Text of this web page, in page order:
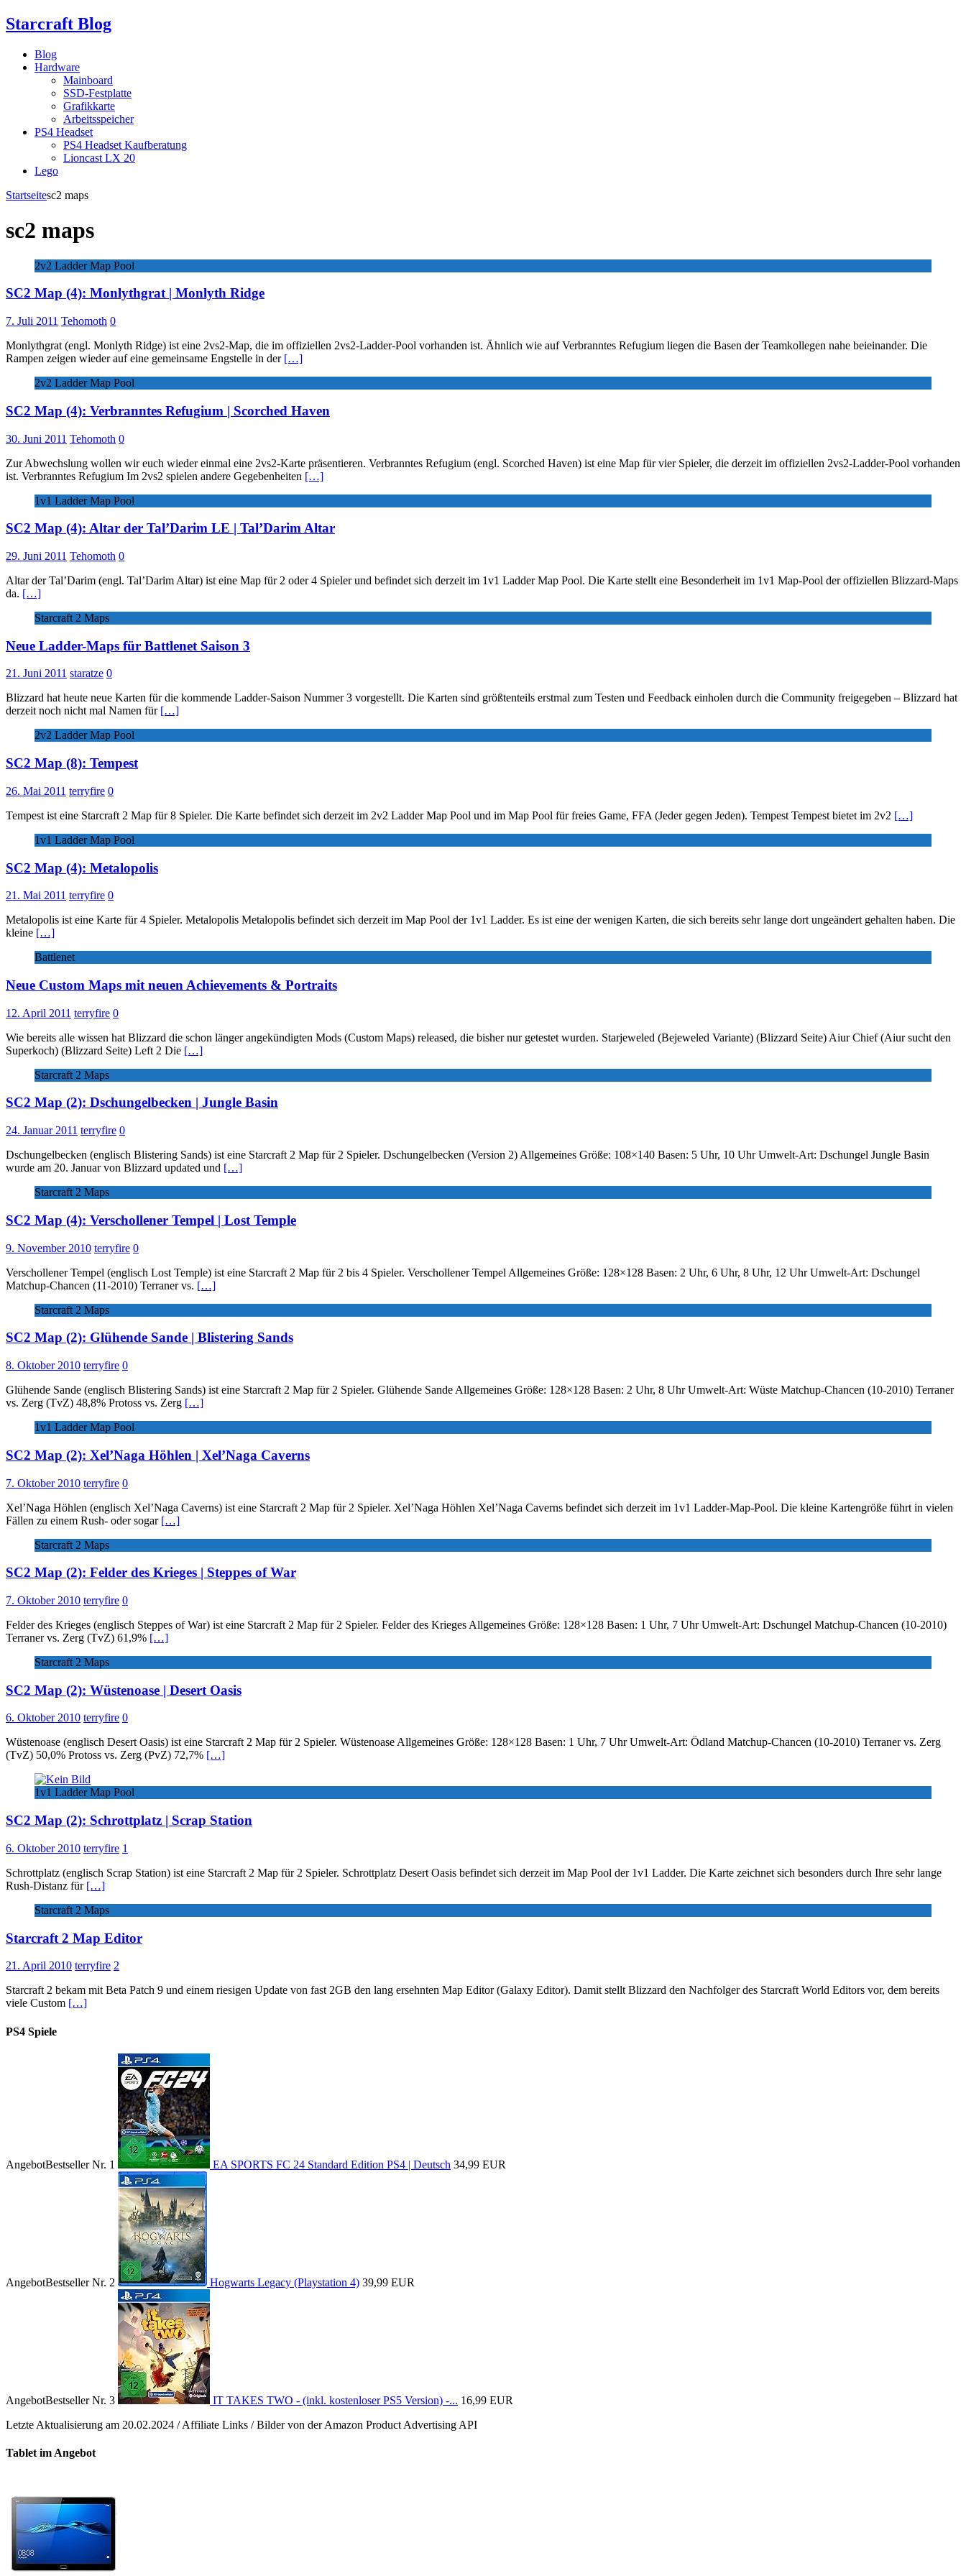
Starcraft Blog
Blog
Hardware
Mainboard
SSD-Festplatte
Grafikkarte
Arbeitsspeicher
PS4 Headset
PS4 Headset Kaufberatung
Lioncast LX 20
Lego
Startseitesc2 maps
sc2 maps
2v2 Ladder Map Pool
SC2 Map (4): Monlythgrat | Monlyth Ridge
7. Juli 2011 Tehomoth 0
Monlythgrat (engl. Monlyth Ridge) ist eine 2vs2-Map, die im offiziellen 2vs2-Ladder-Pool vorhanden ist. Ähnlich wie auf Verbranntes Refugium liegen die Basen der Teamkollegen nahe beieinander. Die
Rampen zeigen wieder auf eine gemeinsame Engstelle in der […]
2v2 Ladder Map Pool
SC2 Map (4): Verbranntes Refugium | Scorched Haven
30. Juni 2011 Tehomoth 0
Zur Abwechslung wollen wir euch wieder einmal eine 2vs2-Karte präsentieren. Verbranntes Refugium (engl. Scorched Haven) ist eine Map für vier Spieler, die derzeit im offiziellen 2vs2-Ladder-Pool vorhanden
ist. Verbranntes Refugium Im 2vs2 spielen andere Gegebenheiten […]
1v1 Ladder Map Pool
SC2 Map (4): Altar der Tal’Darim LE | Tal’Darim Altar
29. Juni 2011 Tehomoth 0
Altar der Tal’Darim (engl. Tal’Darim Altar) ist eine Map für 2 oder 4 Spieler und befindet sich derzeit im 1v1 Ladder Map Pool. Die Karte stellt eine Besonderheit im 1v1 Map-Pool der offiziellen Blizzard-Maps
da. […]
Starcraft 2 Maps
Neue Ladder-Maps für Battlenet Saison 3
21. Juni 2011 staratze 0
Blizzard hat heute neue Karten für die kommende Ladder-Saison Nummer 3 vorgestellt. Die Karten sind größtenteils erstmal zum Testen und Feedback einholen durch die Community freigegeben – Blizzard hat
derzeit noch nicht mal Namen für […]
2v2 Ladder Map Pool
SC2 Map (8): Tempest
26. Mai 2011 terryfire 0
Tempest ist eine Starcraft 2 Map für 8 Spieler. Die Karte befindet sich derzeit im 2v2 Ladder Map Pool und im Map Pool für freies Game, FFA (Jeder gegen Jeden). Tempest Tempest bietet im 2v2 […]
1v1 Ladder Map Pool
SC2 Map (4): Metalopolis
21. Mai 2011 terryfire 0
Metalopolis ist eine Karte für 4 Spieler. Metalopolis Metalopolis befindet sich derzeit im Map Pool der 1v1 Ladder. Es ist eine der wenigen Karten, die sich bereits sehr lange dort ungeändert gehalten haben. Die
kleine […]
Battlenet
Neue Custom Maps mit neuen Achievements & Portraits
12. April 2011 terryfire 0
Wie bereits alle wissen hat Blizzard die schon länger angekündigten Mods (Custom Maps) released, die bisher nur getestet wurden. Starjeweled (Bejeweled Variante) (Blizzard Seite) Aiur Chief (Aiur sucht den
Superkoch) (Blizzard Seite) Left 2 Die […]
Starcraft 2 Maps
SC2 Map (2): Dschungelbecken | Jungle Basin
24. Januar 2011 terryfire 0
Dschungelbecken (englisch Blistering Sands) ist eine Starcraft 2 Map für 2 Spieler. Dschungelbecken (Version 2) Allgemeines Größe: 108×140 Basen: 5 Uhr, 10 Uhr Umwelt-Art: Dschungel Jungle Basin
wurde am 20. Januar von Blizzard updated und […]
Starcraft 2 Maps
SC2 Map (4): Verschollener Tempel | Lost Temple
9. November 2010 terryfire 0
Verschollener Tempel (englisch Lost Temple) ist eine Starcraft 2 Map für 2 bis 4 Spieler. Verschollener Tempel Allgemeines Größe: 128×128 Basen: 2 Uhr, 6 Uhr, 8 Uhr, 12 Uhr Umwelt-Art: Dschungel
Matchup-Chancen (11-2010) Terraner vs. […]
Starcraft 2 Maps
SC2 Map (2): Glühende Sande | Blistering Sands
8. Oktober 2010 terryfire 0
Glühende Sande (englisch Blistering Sands) ist eine Starcraft 2 Map für 2 Spieler. Glühende Sande Allgemeines Größe: 128×128 Basen: 2 Uhr, 8 Uhr Umwelt-Art: Wüste Matchup-Chancen (10-2010) Terraner
vs. Zerg (TvZ) 48,8% Protoss vs. Zerg […]
1v1 Ladder Map Pool
SC2 Map (2): Xel’Naga Höhlen | Xel’Naga Caverns
7. Oktober 2010 terryfire 0
Xel’Naga Höhlen (englisch Xel’Naga Caverns) ist eine Starcraft 2 Map für 2 Spieler. Xel’Naga Höhlen Xel’Naga Caverns befindet sich derzeit im 1v1 Ladder-Map-Pool. Die kleine Kartengröße führt in vielen
Fällen zu einem Rush- oder sogar […]
Starcraft 2 Maps
SC2 Map (2): Felder des Krieges | Steppes of War
7. Oktober 2010 terryfire 0
Felder des Krieges (englisch Steppes of War) ist eine Starcraft 2 Map für 2 Spieler. Felder des Krieges Allgemeines Größe: 128×128 Basen: 1 Uhr, 7 Uhr Umwelt-Art: Dschungel Matchup-Chancen (10-2010)
Terraner vs. Zerg (TvZ) 61,9% […]
Starcraft 2 Maps
SC2 Map (2): Wüstenoase | Desert Oasis
6. Oktober 2010 terryfire 0
Wüstenoase (englisch Desert Oasis) ist eine Starcraft 2 Map für 2 Spieler. Wüstenoase Allgemeines Größe: 128×128 Basen: 1 Uhr, 7 Uhr Umwelt-Art: Ödland Matchup-Chancen (10-2010) Terraner vs. Zerg
(TvZ) 50,0% Protoss vs. Zerg (PvZ) 72,7% […]
1v1 Ladder Map Pool
SC2 Map (2): Schrottplatz | Scrap Station
6. Oktober 2010 terryfire 1
Schrottplatz (englisch Scrap Station) ist eine Starcraft 2 Map für 2 Spieler. Schrottplatz Desert Oasis befindet sich derzeit im Map Pool der 1v1 Ladder. Die Karte zeichnet sich besonders durch Ihre sehr lange
Rush-Distanz für […]
Starcraft 2 Maps
Starcraft 2 Map Editor
21. April 2010 terryfire 2
Starcraft 2 bekam mit Beta Patch 9 und einem riesigen Update von fast 2GB den lang ersehnten Map Editor (Galaxy Editor). Damit stellt Blizzard den Nachfolger des Starcraft World Editors vor, dem bereits
viele Custom […]
PS4 Spiele
AngebotBestseller Nr. 1 EA SPORTS FC 24 Standard Edition PS4 | Deutsch 34,99 EUR
AngebotBestseller Nr. 2 Hogwarts Legacy (Playstation 4) 39,99 EUR
AngebotBestseller Nr. 3 IT TAKES TWO - (inkl. kostenloser PS5 Version) -... 16,99 EUR
Letzte Aktualisierung am 20.02.2024 / Affiliate Links / Bilder von der Amazon Product Advertising API
Tablet im Angebot